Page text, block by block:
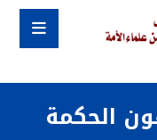
الحكمة